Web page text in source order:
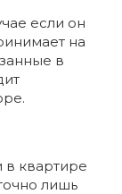
если он
на
в
квартире
лишь